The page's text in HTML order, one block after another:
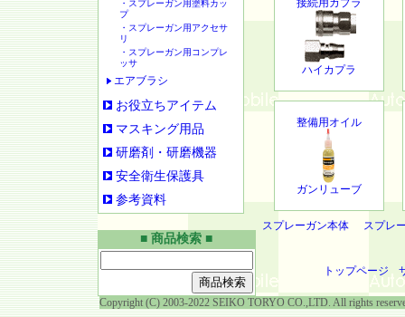
接続用カプラ
ハイカプラ
整備用オイル
ガンリューブ
スプレーガン本体 スプレ
トップページ
・スプレーガン用塗料カッ
プ
・スプレーガン用アクセサ
リ
・スプレーガン用コンプレ
ッサ
エアブラシ
お役立ちアイテム
マスキング用品
研磨剤・研磨機器
安全衛生保護具
参考資料
■ 商品検索 ■
Copyright (C) 2003-2022 SEIKO TORYO CO.,LTD. All rights